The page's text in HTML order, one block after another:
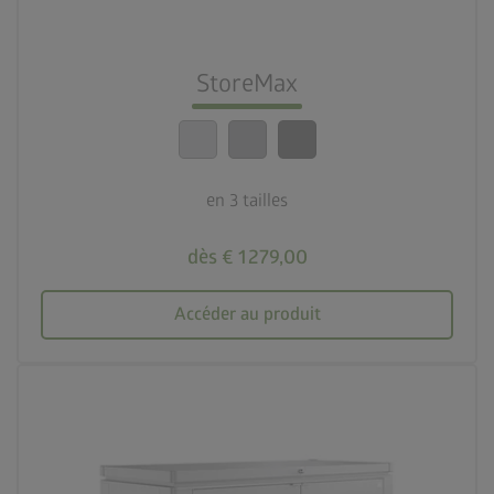
StoreMax
en 3 tailles
dès € 1 279,00
Accéder au produit
calendar_month
20 ans de garantie